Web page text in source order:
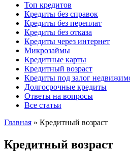
Топ кредитов
Кредиты без справок
Кредиты без переплат
Кредиты без отказа
Кредиты через интернет
Микрозаймы
Кредитные карты
Кредитный возраст
Кредиты под залог
Долгосрочные кредиты
Ответы на вопросы
Все статьи
Главная » Кредитный возраст
Кредитный возраст